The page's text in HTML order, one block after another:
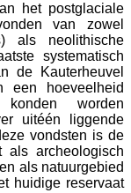
het postglaciale
van zowel
als neolithische
systematisch
de Kauterheuvel
hoeveelheid
konden worden
uitéén liggende
vondsten is de
als archeologisch
als natuurgebied
huidige reservaat